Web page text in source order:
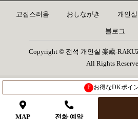
고집스러움 おしながき 개인실
블로그
Copyright © 전석 개인실 楽蔵-
All Rights
P お得なDKポイ
MAP 전화 예약